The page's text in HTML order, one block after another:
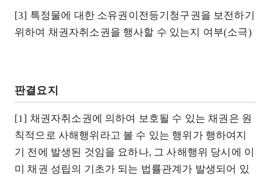
[3] 특정물에 대한 소유권이전등기청구권을 보전하기
위하여 채권자취소권을 행사할 수 있는지 여부(소극)
판결요지
[1] 채권자취소권에 의하여 보호될 수 있는 채권은 원
칙적으로 사해행위라고 볼 수 있는 행위가 행하여지
기 전에 발생된 것임을 요하나, 그 사해행위 당시에 이
미 채권 성립의 기초가 되는 법률관계가 발생되어 있